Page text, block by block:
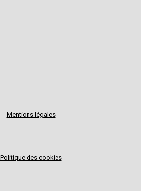
Mentions légales
Politique des cookies